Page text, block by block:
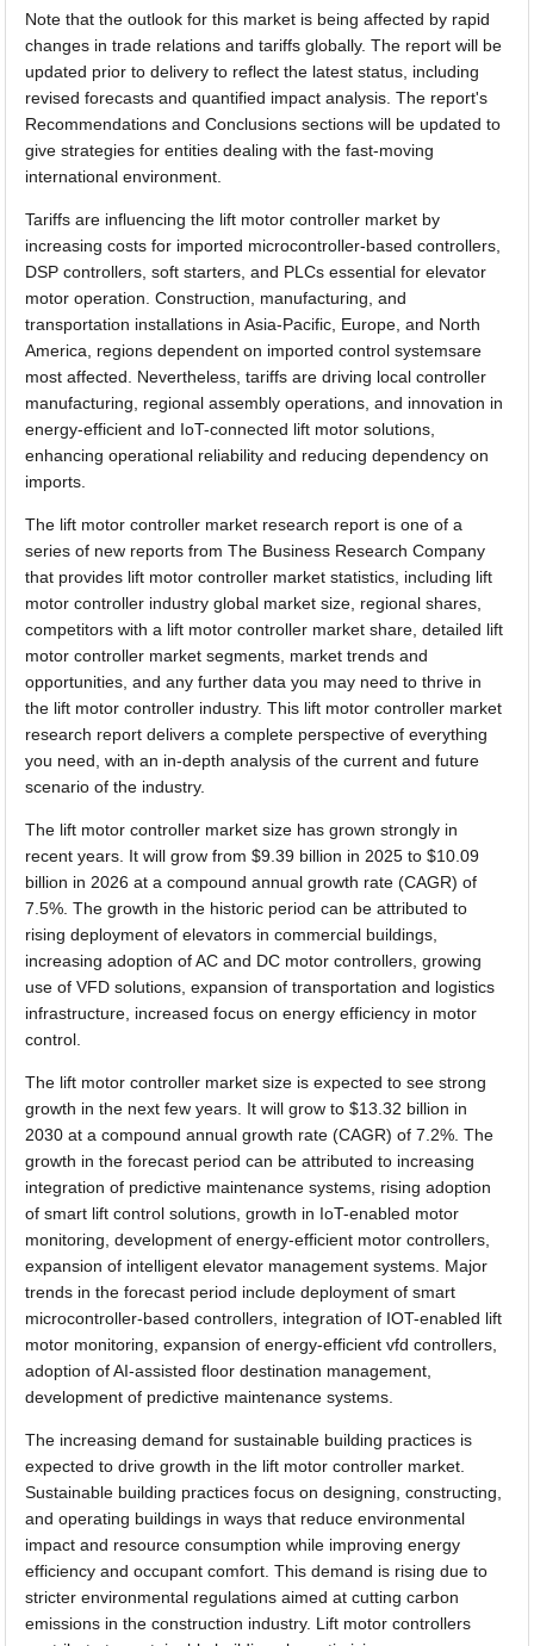
Note that the outlook for this market is being affected by rapid
changes in trade relations and tariffs globally. The report will be
updated prior to delivery to reflect the latest status, including
revised forecasts and quantified impact analysis. The report's
Recommendations and Conclusions sections will be updated to
give strategies for entities dealing with the fast-moving
international environment.
Tariffs are influencing the lift motor controller market by
increasing costs for imported microcontroller-based controllers,
DSP controllers, soft starters, and PLCs essential for elevator
motor operation. Construction, manufacturing, and
transportation installations in Asia-Pacific, Europe, and North
America, regions dependent on imported control systemsare
most affected. Nevertheless, tariffs are driving local controller
manufacturing, regional assembly operations, and innovation in
energy-efficient and IoT-connected lift motor solutions,
enhancing operational reliability and reducing dependency on
imports.
The lift motor controller market research report is one of a
series of new reports from The Business Research Company
that provides lift motor controller market statistics, including lift
motor controller industry global market size, regional shares,
competitors with a lift motor controller market share, detailed lift
motor controller market segments, market trends and
opportunities, and any further data you may need to thrive in
the lift motor controller industry. This lift motor controller market
research report delivers a complete perspective of everything
you need, with an in-depth analysis of the current and future
scenario of the industry.
The lift motor controller market size has grown strongly in
recent years. It will grow from $9.39 billion in 2025 to $10.09
billion in 2026 at a compound annual growth rate (CAGR) of
7.5%. The growth in the historic period can be attributed to
rising deployment of elevators in commercial buildings,
increasing adoption of AC and DC motor controllers, growing
use of VFD solutions, expansion of transportation and logistics
infrastructure, increased focus on energy efficiency in motor
control.
The lift motor controller market size is expected to see strong
growth in the next few years. It will grow to $13.32 billion in
2030 at a compound annual growth rate (CAGR) of 7.2%. The
growth in the forecast period can be attributed to increasing
integration of predictive maintenance systems, rising adoption
of smart lift control solutions, growth in IoT-enabled motor
monitoring, development of energy-efficient motor controllers,
expansion of intelligent elevator management systems. Major
trends in the forecast period include deployment of smart
microcontroller-based controllers, integration of IOT-enabled lift
motor monitoring, expansion of energy-efficient vfd controllers,
adoption of AI-assisted floor destination management,
development of predictive maintenance systems.
The increasing demand for sustainable building practices is
expected to drive growth in the lift motor controller market.
Sustainable building practices focus on designing, constructing,
and operating buildings in ways that reduce environmental
impact and resource consumption while improving energy
efficiency and occupant comfort. This demand is rising due to
stricter environmental regulations aimed at cutting carbon
emissions in the construction industry. Lift motor controllers